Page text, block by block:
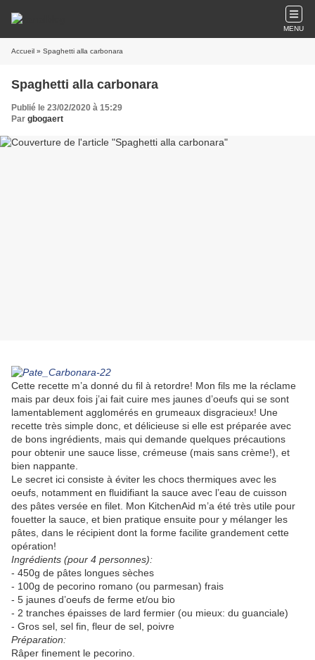
MENU
Accueil » Spaghetti alla carbonara
Spaghetti alla carbonara
Publié le 23/02/2020 à 15:29
Par gbogaert
Cette recette m’a donné du fil à retordre! Mon fils me la réclame
mais par deux fois j’ai fait cuire mes jaunes d’oeufs qui se sont
lamentablement agglomérés en grumeaux disgracieux! Une
recette très simple donc, et délicieuse si elle est préparée avec
de bons ingrédients, mais qui demande quelques précautions
pour obtenir une sauce lisse, crémeuse (mais sans crème!), et
bien nappante.
Le secret ici consiste à éviter les chocs thermiques avec les
oeufs, notamment en fluidifiant la sauce avec l’eau de cuisson
des pâtes versée en filet. Mon KitchenAid m’a été très utile pour
fouetter la sauce, et bien pratique ensuite pour y mélanger les
pâtes, dans le récipient dont la forme facilite grandement cette
opération!
Ingrédients (pour 4 personnes):
- 450g de pâtes longues sèches
- 100g de pecorino romano (ou parmesan) frais
- 5 jaunes d’oeufs de ferme et/ou bio
- 2 tranches épaisses de lard fermier (ou mieux: du guanciale)
- Gros sel, sel fin, fleur de sel, poivre
Préparation:
Râper finement le pecorino.